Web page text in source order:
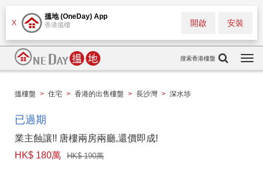
X
搵地 (OneDay) App
香港搵樓 安裝
開啟
搜索香港樓盤
搵樓盤 > 住宅 > 香港的出售樓盤 > 長沙灣 > 深水埗
已過期
業主蝕讓!! 唐樓兩房兩廳,還價即成!
HK$ 180萬
HK$ 190萬